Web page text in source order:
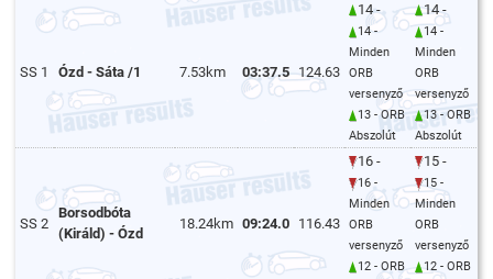
SS 1 Ózd - Sáta /1 7.53km 03:37.5 124.63
14 -
14 -
Minden
ORB
versenyző
13 - ORB
Abszolút
14 -
14 -
Minden
ORB
versenyző
13 - ORB
Abszolút
SS 2
Borsodbóta
(Királd) - Ózd
18.24km 09:24.0 116.43
16 -
16 -
Minden
ORB
versenyző
12 - ORB
15 -
15 -
Minden
ORB
versenyző
12 - ORB